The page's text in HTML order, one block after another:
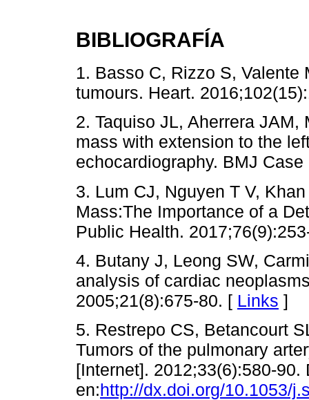
BIBLIOGRAFÍA
1. Basso C, Rizzo S, Valente
tumours. Heart.
2. Taquiso JL, Aherrera
mass with extension to the
echocardiography. BMJ
3. Lum CJ, Nguyen T V,
Mass:The Importance of a
Public Health.
4. Butany J, Leong SW,
analysis of cardiac
2005;21(8):675-80. [ Links ]
5. Restrepo CS, Betancourt
Tumors of the pulmonary
[Internet]. 2012;33(6):580-90.
en:http://dx.doi.org/10.1053/